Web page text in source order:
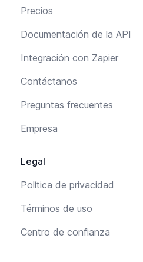
Precios
Documentación de la API
Integración con Zapier
Contáctanos
Preguntas frecuentes
Empresa
Legal
Política de privacidad
Términos de uso
Centro de confianza